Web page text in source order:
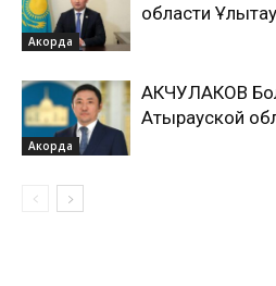
Акорда
области Ұлытау
Акорда
АКЧУЛАКОВ
Атырауской